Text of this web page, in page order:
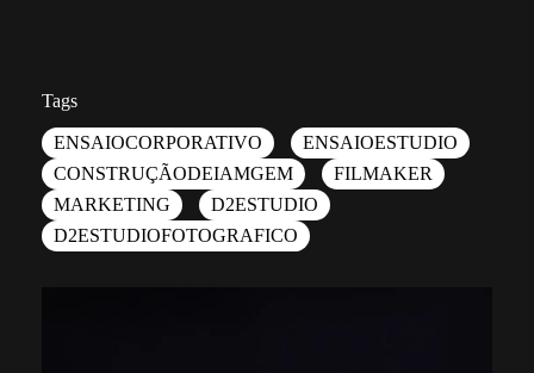
Tags
ENSAIOCORPORATIVO
ENSAIOESTUDIO
CONSTRUÇÃODEIAMGEM
FILMAKER
MARKETING
D2ESTUDIO
D2ESTUDIOFOTOGRAFICO